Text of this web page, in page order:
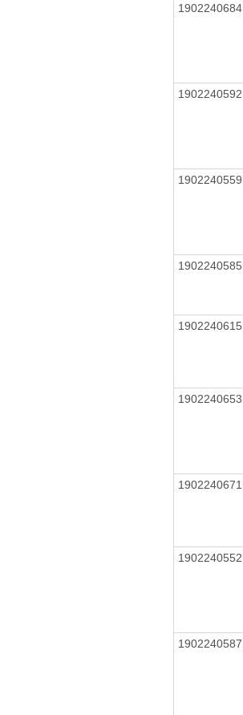
1902240684
1902240592
1902240559
1902240585
1902240615
1902240653
1902240671
1902240552
1902240587